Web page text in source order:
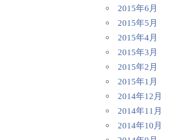
2015年6月
2015年5月
2015年4月
2015年3月
2015年2月
2015年1月
2014年12月
2014年11月
2014年10月